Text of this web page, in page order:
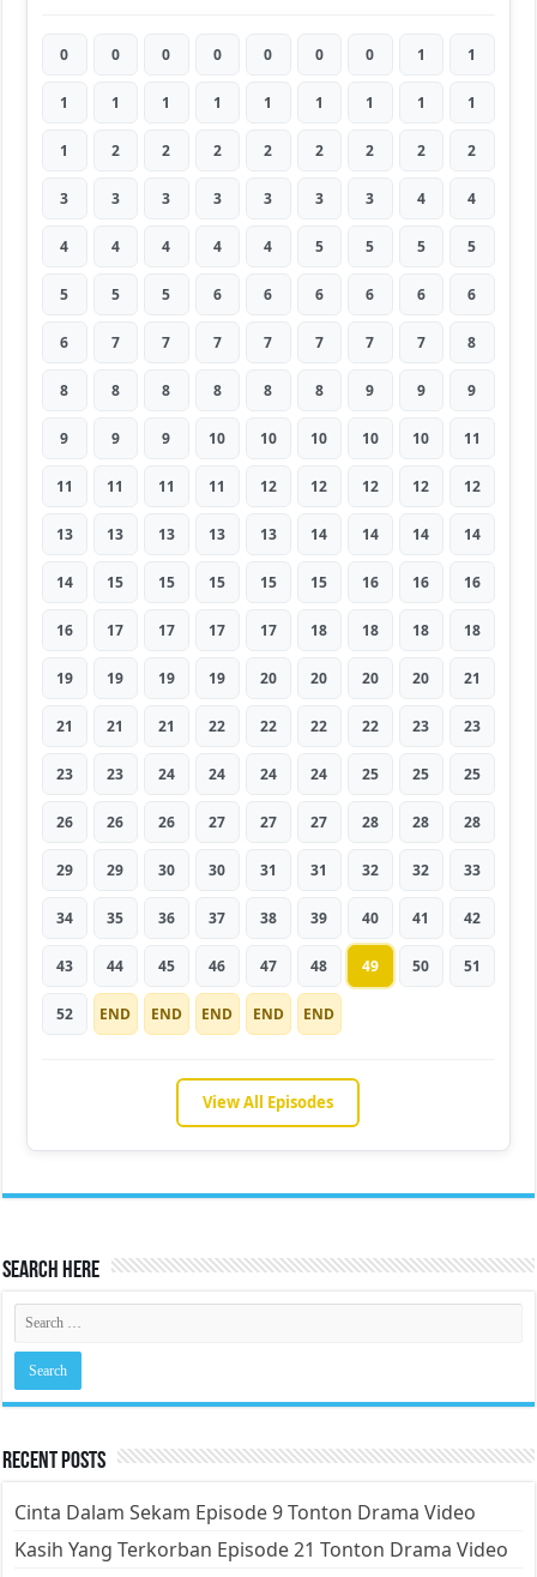
0 0 0 0 0 0 0 1 1
1 1 1 1 1 1 1 1 1
1 2 2 2 2 2 2 2 2
3 3 3 3 3 3 3 4 4
4 4 4 4 4 5 5 5 5
5 5 5 6 6 6 6 6 6
6 7 7 7 7 7 7 7 8
8 8 8 8 8 8 9 9 9
9 9 9 10 10 10 10 10 11
11 11 11 11 12 12 12 12 12
13 13 13 13 13 14 14 14 14
14 15 15 15 15 15 16 16 16
16 17 17 17 17 18 18 18 18
19 19 19 19 20 20 20 20 21
21 21 21 22 22 22 22 23 23
23 23 24 24 24 24 25 25 25
26 26 26 27 27 27 28 28 28
29 29 30 30 31 31 32 32 33
34 35 36 37 38 39 40 41 42
43 44 45 46 47 48 49 50 51
52 END END END END END
View All Episodes
Search Here
Recent Posts
Cinta Dalam Sekam Episode 9 Tonton Drama Video
Kasih Yang Terkorban Episode 21 Tonton Drama Video